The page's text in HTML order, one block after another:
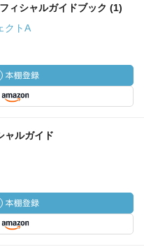
ィシャルガイドブック (1)
クトA
ャルガイド